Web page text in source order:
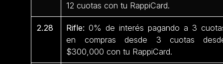
12 cuotas con tu RappiCard.
2.28 Rifle:0% de interés pagando a 3
en compras desde 3 cuotas
$300,000 con tu RappiCard.